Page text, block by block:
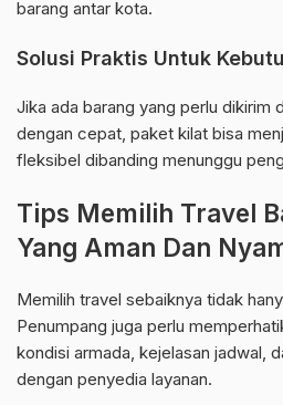
barang antar kota.
Solusi Praktis Untuk
Jika ada barang yang perlu dikirim
dengan cepat, paket kilat bisa
fleksibel dibanding menunggu
Tips Memilih Travel
Yang Aman Dan
Memilih travel sebaiknya tidak
Penumpang juga perlu
kondisi armada, kejelasan jadwal,
dengan penyedia layanan.